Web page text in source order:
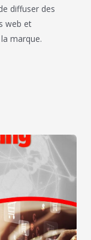
diffuser des
web et
marque.